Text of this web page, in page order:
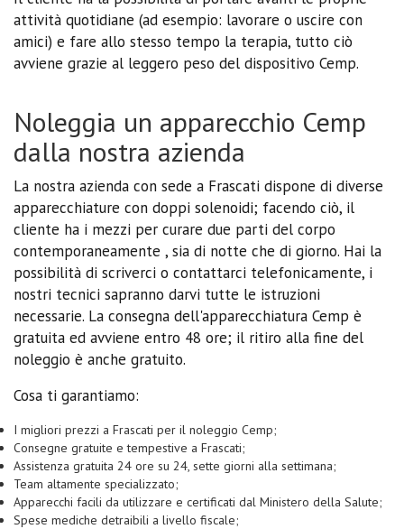
attività quotidiane (ad esempio: lavorare o uscire con
amici) e fare allo stesso tempo la terapia, tutto ciò
avviene grazie al leggero peso del dispositivo Cemp.
Noleggia un apparecchio Cemp
dalla nostra azienda
La nostra azienda con sede a Frascati dispone di diverse
apparecchiature con doppi solenoidi; facendo ciò, il
cliente ha i mezzi per curare due parti del corpo
contemporaneamente , sia di notte che di giorno. Hai la
possibilità di scriverci o contattarci telefonicamente, i
nostri tecnici sapranno darvi tutte le istruzioni
necessarie. La consegna dell'apparecchiatura Cemp è
gratuita ed avviene entro 48 ore; il ritiro alla fine del
noleggio è anche gratuito.
Cosa ti garantiamo:
I migliori prezzi a Frascati per il noleggio Cemp;
Consegne gratuite e tempestive a Frascati;
Assistenza gratuita 24 ore su 24, sette giorni alla settimana;
Team altamente specializzato;
Apparecchi facili da utilizzare e certificati dal Ministero della Salute;
Spese mediche detraibili a livello fiscale;